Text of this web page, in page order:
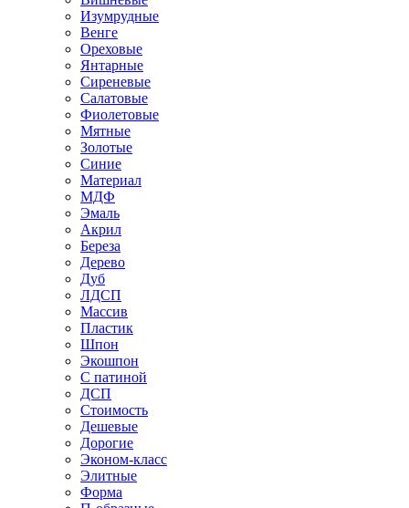
Изумрудные
Венге
Ореховые
Янтарные
Сиреневые
Салатовые
Фиолетовые
Мятные
Золотые
Синие
Материал
МДФ
Эмаль
Акрил
Береза
Дерево
Дуб
ЛДСП
Массив
Пластик
Шпон
Экошпон
С патиной
ДСП
Стоимость
Дешевые
Дорогие
Эконом-класс
Элитные
Форма